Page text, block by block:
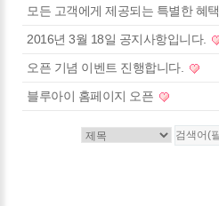
모든 고객에게 제공되는 특별한 혜택
2016년 3월 18일 공지사항입니다.
오픈 기념 이벤트 진행합니다.
블루아이 홈페이지 오픈